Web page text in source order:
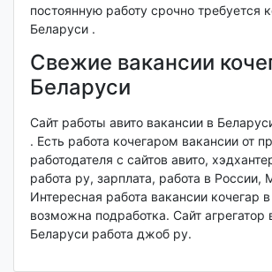
постоянную работу срочно требуется
Беларуси .
Свежие вакансии
Беларуси
Сайт работы авито вакансии в
. Есть работа кочегаром вакансии от
работодателя с сайтов авито,
работа ру, зарплата, работа в России,
Интересная работа вакансии кочегар
возможна подработка. Сайт агрегатор
Беларуси работа джоб ру.